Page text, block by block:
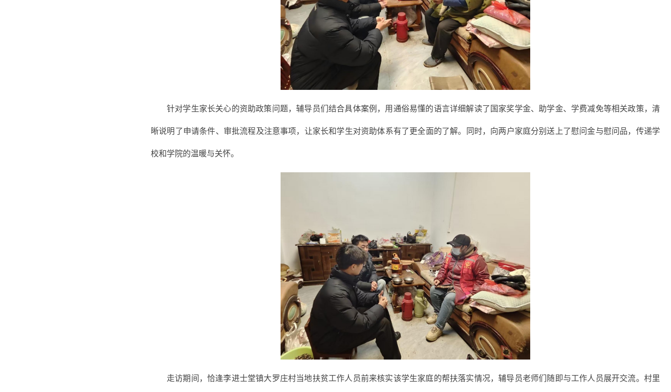
针对学生家长关心的资助政策问题，辅导员们结合具体案例，用通俗易懂的语言详细解读了国家奖学金、助学金、学费减免等相关政策，清
晰说明了申请条件、审批流程及注意事项，让家长和学生对资助体系有了更全面的了解。同时，向两户家庭分别送上了慰问金与慰问品，传递学
校和学院的温暖与关怀。
走访期间，恰逢李进士堂镇大罗庄村当地扶贫工作人员前来核实该学生家庭的帮扶落实情况，辅导员老师们随即与工作人员展开交流。村里